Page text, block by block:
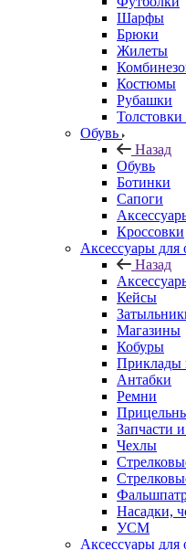
Шарфы
Брюки
Жилеты
Костюмы
Рубашки
Обувь
Назад
Обувь
Ботинки
Сапоги
Кроссовки
Аксессуары для
Назад
Кейсы
Магазины
Кобуры
Приклады
Антабки
Ремни
Запчасти
Чехлы
Насадки,
УСМ
Аксессуары для